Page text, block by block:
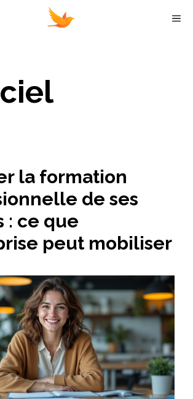
la formation
de ses
: ce que
peut mobiliser